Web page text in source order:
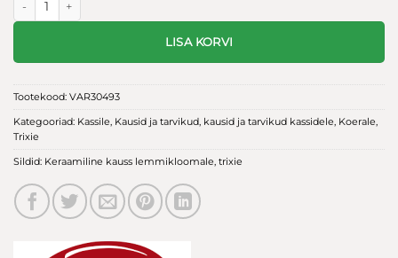
LISA KORVI
Tootekood: VAR30493
Kategooriad: Kassile, Kausid ja tarvikud, kausid ja tarvikud kassidele, Koerale,
Trixie
Sildid: Keraamiline kauss lemmikloomale, trixie